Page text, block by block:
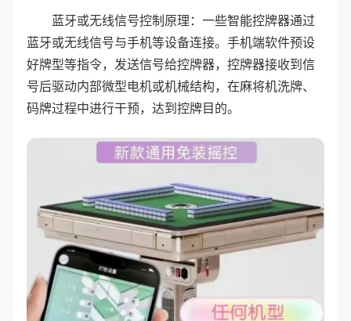
蓝牙或无线信号控制原理：一些智能控牌器通过
蓝牙或无线信号与手机等设备连接。手机端软件预设
好牌型等指令，发送信号给控牌器，控牌器接收到信
号后驱动内部微型电机或机械结构，在麻将机洗牌、
码牌过程中进行干预，达到控牌目的。